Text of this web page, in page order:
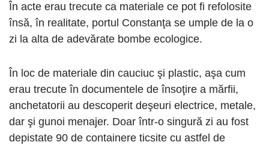
În acte erau trecute ca materiale ce pot fi refolosite
însă, în realitate, portul Constanţa se umple de la o
zi la alta de adevărate bombe ecologice.
În loc de materiale din cauciuc şi plastic, aşa cum
erau trecute în documentele de însoţire a mărfii,
anchetatorii au descoperit deşeuri electrice, metale,
dar şi gunoi menajer. Doar într-o singură zi au fost
depistate 90 de containere ticsite cu astfel de